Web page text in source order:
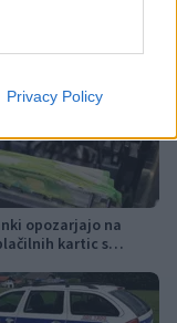
Privacy Policy
opozarjajo na
kartic s